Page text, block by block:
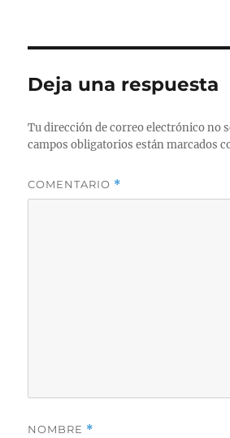
Deja una respuesta
Tu dirección de correo electrónico no
campos obligatorios están marcados
COMENTARIO *
NOMBRE *